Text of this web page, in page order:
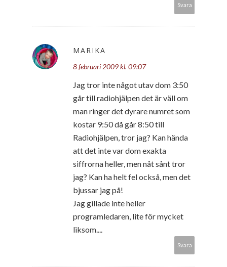
Svara
MARIKA
8 februari 2009 kl. 09:07
Jag tror inte något utav dom 3:50
går till radiohjälpen det är väll om
man ringer det dyrare numret som
kostar 9:50 då går 8:50 till
Radiohjälpen, tror jag? Kan hända
att det inte var dom exakta
siffrorna heller, men nåt sånt tror
jag? Kan ha helt fel också, men det
bjussar jag på!
Jag gillade inte heller
programledaren, lite för mycket
liksom....
Svara